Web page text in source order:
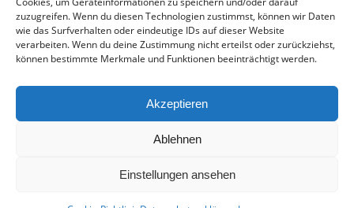
zuzugreifen. Wenn du diesen Technologien zustimmst, können wir Daten
wie das Surfverhalten oder eindeutige IDs auf dieser Website
verarbeiten. Wenn du deine Zustimmung nicht erteilst oder zurückziehst,
können bestimmte Merkmale und Funktionen beeinträchtigt werden.
Akzeptieren
Ablehnen
Einstellungen ansehen
Bopp, Knierim, M. Bayar, Fröhlich, Zimmer,
Schall, Garcia, Bösel.
Alle bisherigen Partien der beiden Mannschaften
anzeigen